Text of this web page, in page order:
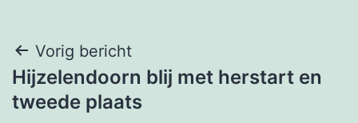
Bericht
navigatie
Vorig bericht
Hijzelendoorn blij met herstart en
tweede plaats